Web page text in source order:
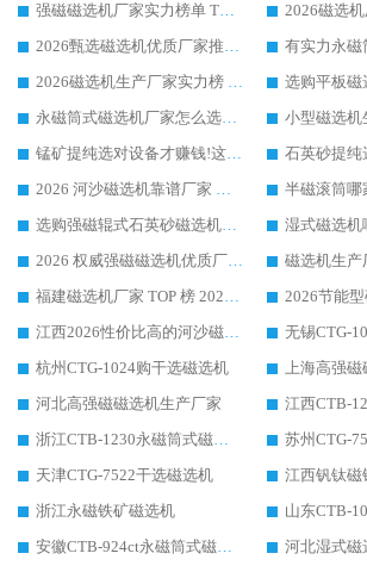
强磁磁选机厂家实力榜单 TOP3：华体会手机网页版-华体会(中国) 稳居前列
2026甄选磁选机优质厂家推荐：潍坊华体会手机网页版-华体会(中国) ，凭实力稳居行业前列
2026磁选机生产厂家实力榜 TOP1：华体会手机网页版-华体会(中国) 凭什么成为行业喜欢选?
永磁筒式磁选机厂家怎么选?14 年老厂华体会手机网页版-华体会(中国) 凭实力出圈，这 5 大优势太圈粉
锰矿提纯选对设备才赚钱!这家临朐厂家的强磁辊磁选机凭啥成行业标杆?
2026 河沙磁选机靠谱厂家 华体会手机网页版-华体会(中国) 临朐大厂实地测评
选购强磁辊式石英砂磁选机技巧 实体源头厂家认准华体会手机网页版-华体会(中国)
2026 权威强磁磁选机优质厂家推荐：潍坊华体会手机网页版-华体会(中国) 凭实力领跑工业除铁提纯赛道
福建磁选机厂家 TOP 榜 2026：华体会手机网页版-华体会(中国) 凭 18000GS 强磁技术稳坐第一，这 5 家闭眼选不踩坑
江西2026性价比高的河沙磁选机生产厂家工作原理(通俗 + 专业双版，适配产品文案/介绍使用)
无锡CTG-
杭州CTG-1024购干选磁选机
上海高强磁
河北高强磁磁选机生产厂家
浙江CTB-1230永磁筒式磁选机生产厂家
天津CTG-7522干选磁选机
江西钒钛磁
浙江永磁铁矿磁选机
安徽CTB-924ct永磁筒式磁选机
河北湿式磁